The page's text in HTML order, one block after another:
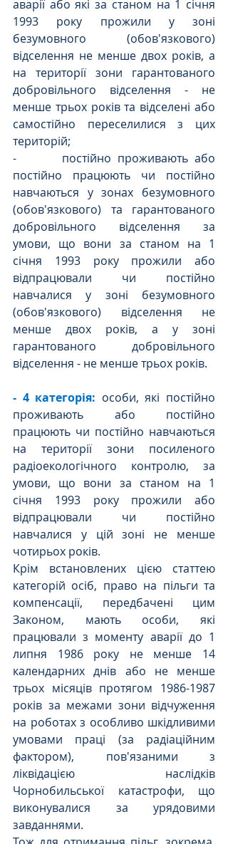
аварії або які за станом на 1 січня
1993 року прожили у зоні
безумовного (обов'язкового)
відселення не менше двох років, а
на території зони гарантованого
добровільного відселення - не
менше трьох років та відселені або
самостійно переселилися з цих
територій;
-       постійно проживають або
постійно працюють чи постійно
навчаються у зонах безумовного
(обов'язкового) та гарантованого
добровільного відселення за
умови, що вони за станом на 1
січня 1993 року прожили або
відпрацювали чи постійно
навчалися у зоні безумовного
(обов'язкового) відселення не
менше двох років, а у зоні
гарантованого добровільного
відселення - не менше трьох років.
- 4 категорія: особи, які постійно
проживають або постійно
працюють чи постійно навчаються
на території зони посиленого
радіоекологічного контролю, за
умови, що вони за станом на 1
січня 1993 року прожили або
відпрацювали чи постійно
навчалися у цій зоні не менше
чотирьох років.
Крім встановлених цією статтею
категорій осіб, право на пільги та
компенсації, передбачені цим
Законом, мають особи, які
працювали з моменту аварії до 1
липня 1986 року не менше 14
календарних днів або не менше
трьох місяців протягом 1986-1987
років за межами зони відчуження
на роботах з особливо шкідливими
умовами праці (за радіаційним
фактором), пов'язаними з
ліквідацією наслідків
Чорнобильської катастрофи, що
виконувалися за урядовими
завданнями.